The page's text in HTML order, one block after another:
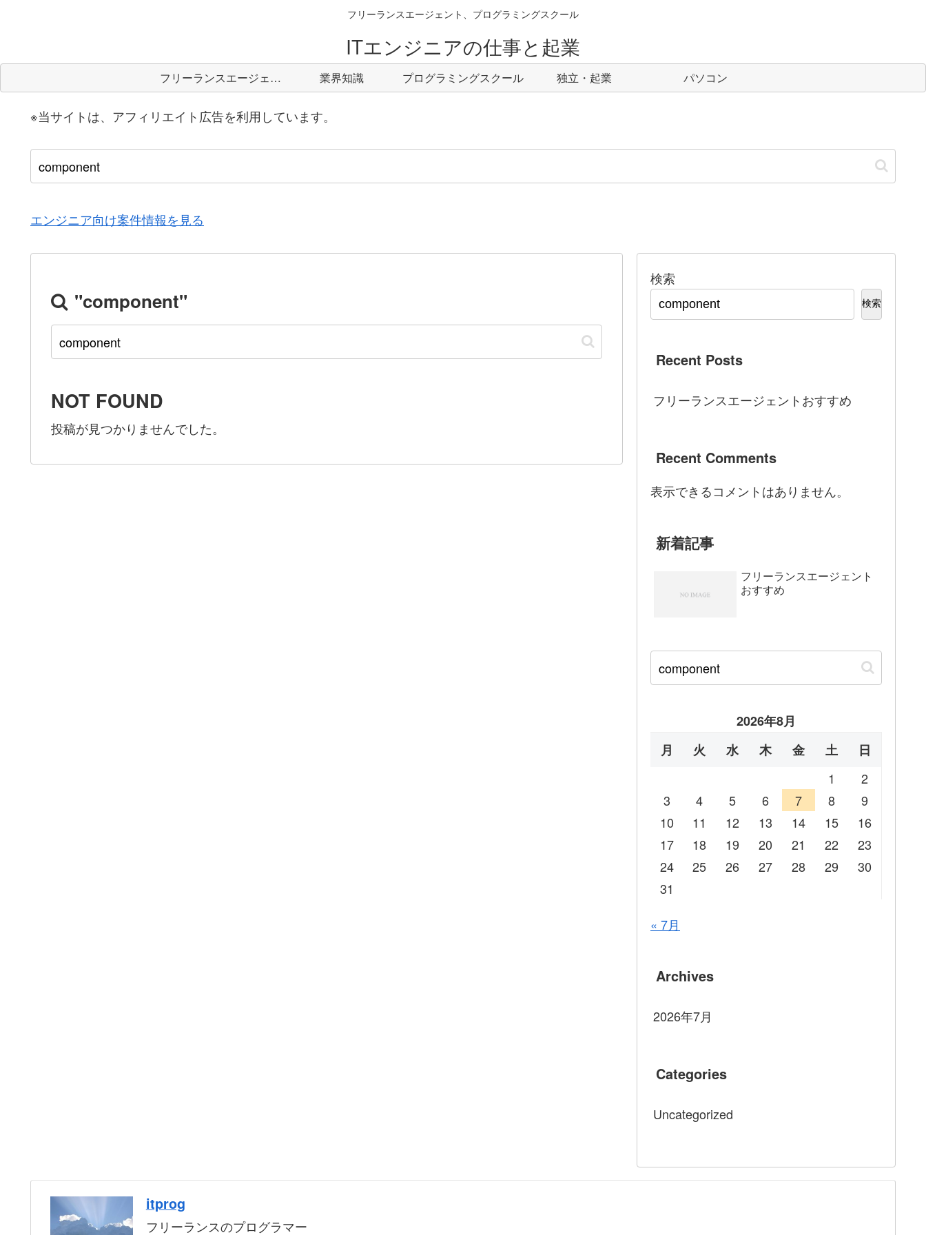
フリーランスエージェント、プログラミングスクール
ITエンジニアの仕事と起業
フリーランスエージェント 業界知識 プログラミングスクール 独立・起業 パソコン
※当サイトは、アフィリエイト広告を利用しています。
エンジニア向け案件情報を見る
"component"
NOT FOUND
投稿が見つかりませんでした。
検索
検索
Recent Posts
フリーランスエージェントおすすめ
Recent Comments
表示できるコメントはありません。
新着記事
フリーランスエージェント
おすすめ
2026年8月
月
火 水 木 金 土
日
1
2
3
4 5 6 7 8
9
10
11 12 13 14 15
16
17
18 19 20 21 22
23
24
25 26 27 28 29
30
31
« 7月
Archives
2026年7月
Categories
Uncategorized
itprog
フリーランスのプログラマー